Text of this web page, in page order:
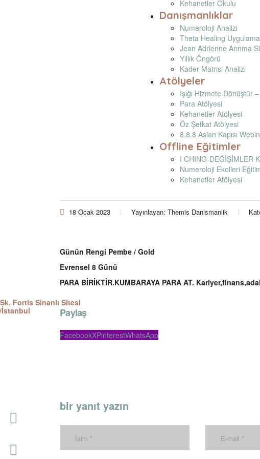
Kehanetler Okulu
Danışmanlıklar
Numeroloji Analizi
Theta Healing
Jean Adrienne Arınma
Yıllık Öngörü
Kader Matrisi Analizi
Atölyeler
Işığı Hizmete Dönüştür
Para Atölyesi
Kehanetler Atölyesi
Öz Şefkat Atölyesi
8.8.8 Aslan Kapısı
Offline Eğitimler
I CHING-DEĞİŞİMLER
Numeroloji Ekolleri
Kehanetler Atölyesi
Fortis Sinanlı Sitesi
İstanbul
18 Ocak 2023 Yayınlayan: Themis Danismanlik
Günün Rengi Pembe / Gold
Evrensel 8 Günü
PARA BİRİKTİR.KUMBARAYA PARA AT.
Paylaş
FacebookXPinterestWhatsApp
bir yanıt yazın